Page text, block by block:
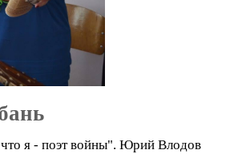
я - поэт войны". Юрий Влодов